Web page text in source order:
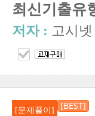
최신기출유
저자 : 고시
[문제풀이] [BEST]